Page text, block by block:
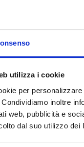
utilizza i cookie
per
inoltre
web, pubblicità e
dal suo utilizzo dei